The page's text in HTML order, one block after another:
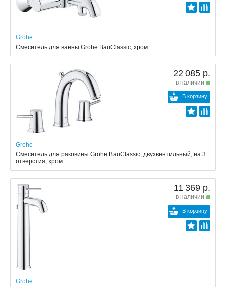
Grohe
Смеситель для ванны Grohe BauClassic, хром
22 085 р.
в наличии
В корзину
Grohe
Смеситель для раковины Grohe BauClassic, двухвентильный, на 3
отверстия, хром
11 369 р.
в наличии
В корзину
Grohe